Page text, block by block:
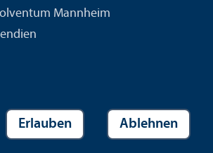
Mannheim
Erlauben Ablehnen